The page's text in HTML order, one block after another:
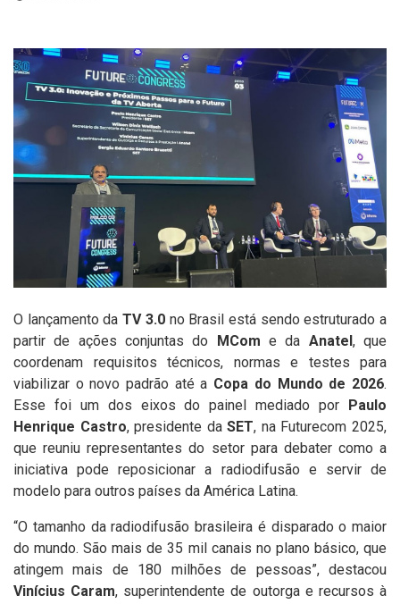
O lançamento daTV 3.0no Brasil está sendo estruturado a
partir de ações conjuntas do MCom e da Anatel, que
coordenam requisitos técnicos, normas e testes para
viabilizar o novo padrão até a Copa do Mundo de 2026.
Esse foi um dos eixos do painel mediado por Paulo
Henrique Castro, presidente daSET, na Futurecom 2025,
que reuniu representantes do setor para debater como a
iniciativa pode reposicionar a radiodifusão e servir de
modelo para outros países da América Latina.
“O tamanho da radiodifusão brasileira é disparado o maior
do mundo. São mais de 35 mil canais no plano básico, que
atingem mais de 180 milhões de pessoas”, destacou
Vinícius Caram, superintendente de outorga e recursos à